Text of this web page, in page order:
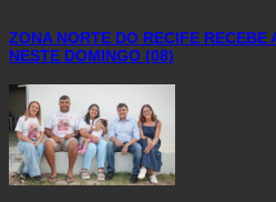
ZONA NORTE DO RECIFE RECEBE
NESTE DOMINGO (08)